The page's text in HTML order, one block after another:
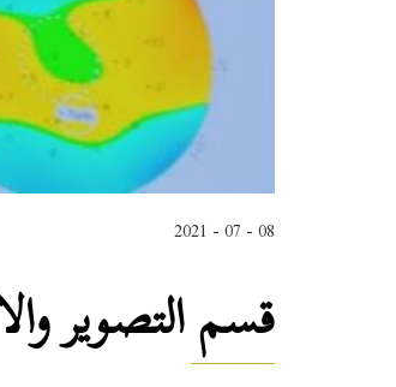
08 - 07 - 2021
قسم التصوير